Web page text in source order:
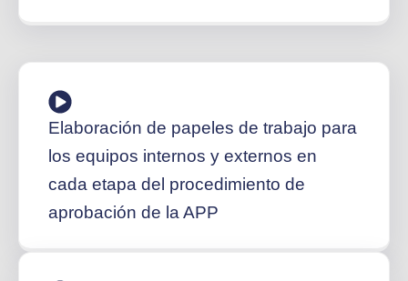
Elaboración de papeles de trabajo para
los equipos internos y externos en
cada etapa del procedimiento de
aprobación de la APP